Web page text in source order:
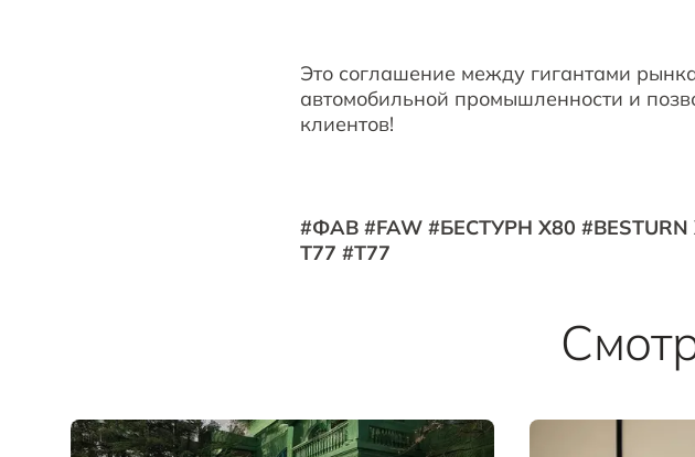
Это соглашение между гигантами
автомобильной промышленности и
клиентов!
#ФАВ #FAW #БЕСТУРН Х80 #BESTURN
T77 #T77